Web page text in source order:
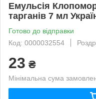
Емульсія
тарганів 7 мл
Готово до відправки
Код: 0000032554
23 ₴
Мінімальна сума